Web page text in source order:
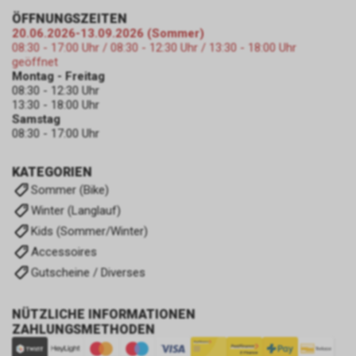
KATEGORIEN
Sommer (Bike)
Winter (Langlauf)
Kids (Sommer/Winter)
Accessoires
Gutscheine / Diverses
NÜTZLICHE INFORMATIONEN
ZAHLUNGSMETHODEN
ÖFFNUNGSZEITEN
20.06.2026-13.09.2026 (Sommer)
08:30 - 17:00 Uhr / 08:30 - 12:30 Uhr / 13:30 - 18:00 Uhr
geöffnet
Montag - Freitag
08:30 - 12:30 Uhr
13:30 - 18:00 Uhr
Samstag
08:30 - 17:00 Uhr